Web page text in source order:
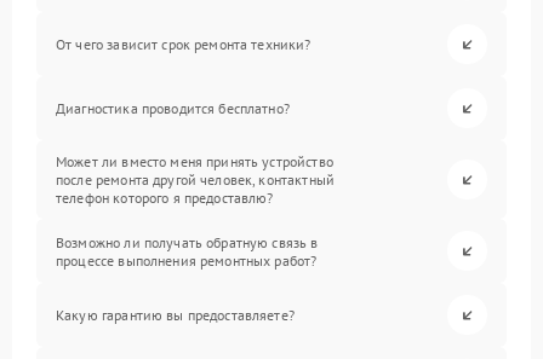
От чего зависит срок ремонта техники?
Диагностика проводится бесплатно?
Может ли вместо меня принять устройство
после ремонта другой человек, контактный
телефон которого я предоставлю?
Возможно ли получать обратную связь в
процессе выполнения ремонтных работ?
Какую гарантию вы предоставляете?